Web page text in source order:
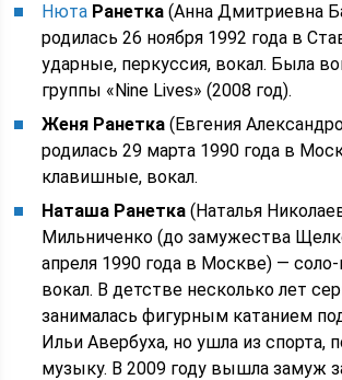
Нюта Ранетка (Анна Дмитриевна
родилась 26 ноября 1992 года в
ударные, перкуссия, вокал. Была
группы «Nine Lives» (2008 год).
Женя Ранетка (Евгения
родилась 29 марта 1990 года в
клавишные, вокал.
Наташа Ранетка (Наталья
Мильниченко (до замужества
апреля 1990 года в Москве) — соло-
вокал. В детстве несколько лет
занималась фигурным катанием
Ильи Авербуха, но ушла из спорта,
музыку. В 2009 году вышла замуж